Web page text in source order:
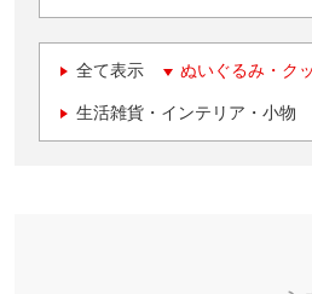
全て表示 ぬいぐるみ・ク
生活雑貨・インテリア・小物